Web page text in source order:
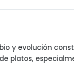
y evolución
platos,